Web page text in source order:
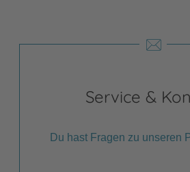
Service &
Du hast Fragen zu unseren